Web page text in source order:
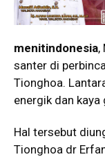
menitindonesia,
santer di
Tionghoa.
energik dan kaya
Hal tersebut
Tionghoa dr